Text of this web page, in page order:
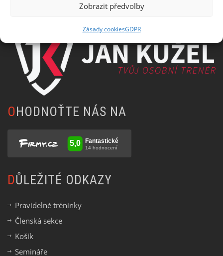
Zobrazit předvolby
Zásady cookiesGDPR
OHODNOŤTE NÁS NA
DŮLEŽITÉ ODKAZY
Pravidelné tréninky
Členská sekce
Košík
Semináře